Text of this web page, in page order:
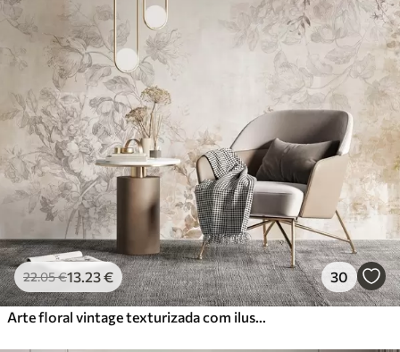
22.05€13 .23€ 30